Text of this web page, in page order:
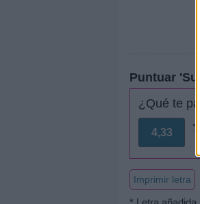
Puntuar
¿Qué te
4,33
Imprimir letra